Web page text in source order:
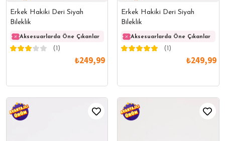
Erkek Hakiki Deri Siyah
Bileklik
Aksesuarlarda Öne Çıkanlar Aksesuarlarda Öne Çıkanlar
(1)
₺249,99
Erkek Hakiki Deri Siyah
Bileklik
Aksesuarlarda Öne Çıkanlar
(1)
₺249,99